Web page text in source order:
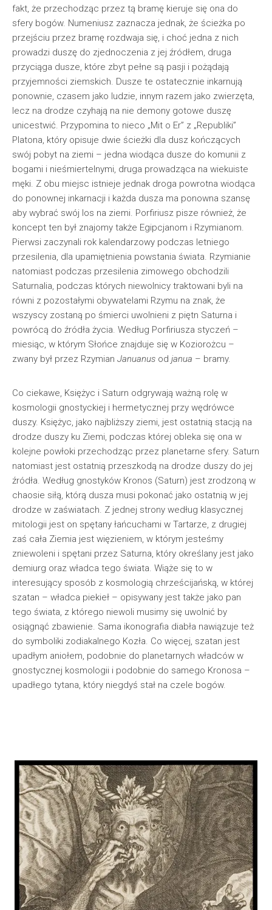
fakt, że przechodząc przez tą bramę kieruje się ona do
sfery bogów. Numeniusz zaznacza jednak, że ścieżka po
przejściu przez bramę rozdwaja się, i choć jedna z nich
prowadzi duszę do zjednoczenia z jej źródłem, druga
przyciąga dusze, które zbyt pełne są pasji i pożądają
przyjemności ziemskich. Dusze te ostatecznie inkarnują
ponownie, czasem jako ludzie, innym razem jako zwierzęta,
lecz na drodze czyhają na nie demony gotowe duszę
unicestwić. Przypomina to nieco „Mit o Er” z „Republiki”
Platona, który opisuje dwie ścieżki dla dusz kończących
swój pobyt na ziemi – jedna wiodąca dusze do komunii z
bogami i nieśmiertelnymi, druga prowadząca na wiekuiste
męki. Z obu miejsc istnieje jednak droga powrotna wiodąca
do ponownej inkarnacji i każda dusza ma ponowna szansę
aby wybrać swój los na ziemi. Porfiriusz pisze również, że
koncept ten był znajomy także Egipcjanom i Rzymianom.
Pierwsi zaczynali rok kalendarzowy podczas letniego
przesilenia, dla upamiętnienia powstania świata. Rzymianie
natomiast podczas przesilenia zimowego obchodzili
Saturnalia, podczas których niewolnicy traktowani byli na
równi z pozostałymi obywatelami Rzymu na znak, że
wszyscy zostaną po śmierci uwolnieni z piętn Saturna i
powrócą do źródła życia. Według Porfiriusza styczeń –
miesiąc, w którym Słońce znajduje się w Koziorożcu –
zwany był przez Rzymian Januanus od janua – bramy.
Co ciekawe, Księżyc i Saturn odgrywają ważną rolę w
kosmologii gnostyckiej i hermetycznej przy wędrówce
duszy. Księżyc, jako najbliższy ziemi, jest ostatnią stacją na
drodze duszy ku Ziemi, podczas której obleka się ona w
kolejne powłoki przechodząc przez planetarne sfery. Saturn
natomiast jest ostatnią przeszkodą na drodze duszy do jej
źródła. Według gnostyków Kronos (Saturn) jest zrodzoną w
chaosie siłą, którą dusza musi pokonać jako ostatnią w jej
drodze w zaświatach. Z jednej strony według klasycznej
mitologii jest on spętany łańcuchami w Tartarze, z drugiej
zaś cała Ziemia jest więzieniem, w którym jesteśmy
zniewoleni i spętani przez Saturna, który określany jest jako
demiurg oraz władca tego świata. Wiąże się to w
interesujący sposób z kosmologią chrześcijańską, w której
szatan – władca piekieł – opisywany jest także jako pan
tego świata, z którego niewoli musimy się uwolnić by
osiągnąć zbawienie. Sama ikonografia diabła nawiązuje też
do symboliki zodiakalnego Kozła. Co więcej, szatan jest
upadłym aniołem, podobnie do planetarnych władców w
gnostycznej kosmologii i podobnie do samego Kronosa –
upadłego tytana, który niegdyś stał na czele bogów.